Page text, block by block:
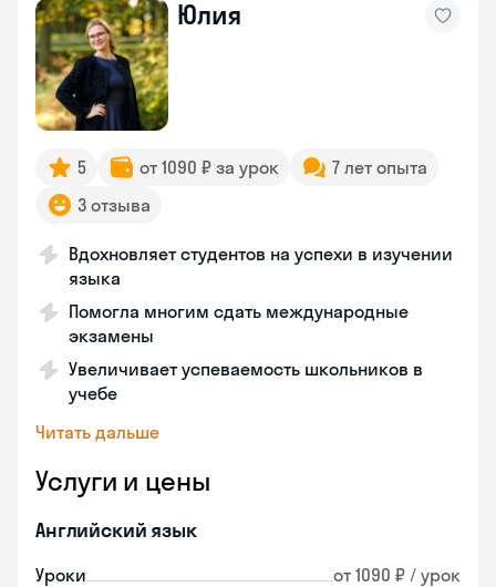
Юлия
5 от 1090 ₽ за урок
7 лет опыта
3 отзыва
Вдохновляет студентов на успехи в изучении
языка
Помогла многим сдать международные
экзамены
Увеличивает успеваемость школьников в
учебе
Читать дальше
Услуги и цены
Английский язык
Уроки от 1090 ₽ / урок